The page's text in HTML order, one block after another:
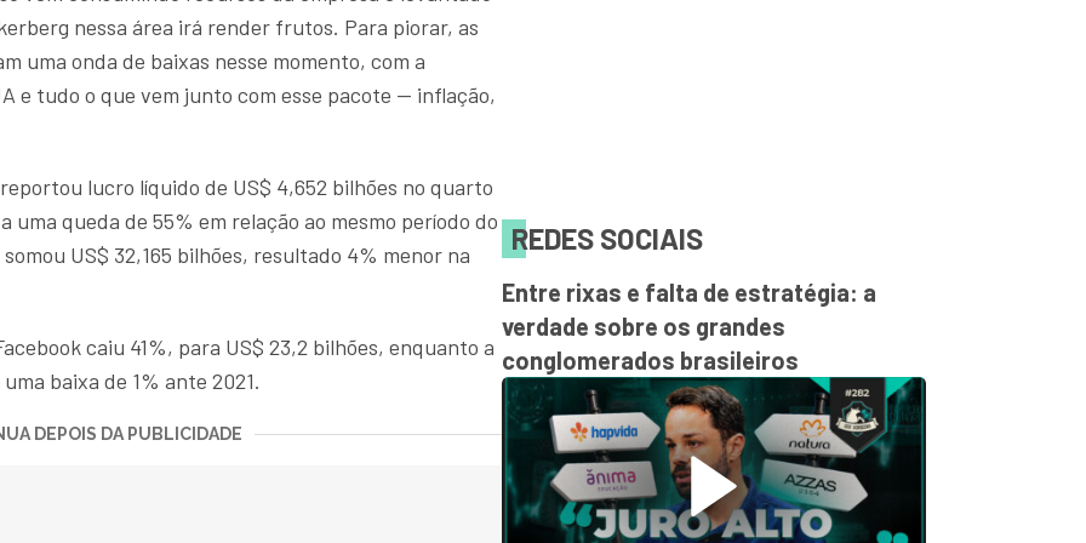
nessa área irá render frutos. Para piorar, as
uma onda de baixas nesse momento, com a
e tudo o que vem junto com esse pacote — inflação,
lucro líquido de US$ 4,652 bilhões no quarto
queda de 55% em relação ao mesmo período do
US$ 32,165 bilhões, resultado 4% menor na
caiu 41%, para US$ 23,2 bilhões, enquanto a
baixa de 1% ante 2021.
DEPOIS DA PUBLICIDADE
REDES SOCIAIS
Entre rixas e falta de estratégia: a
verdade sobre os grandes
conglomerados brasileiros